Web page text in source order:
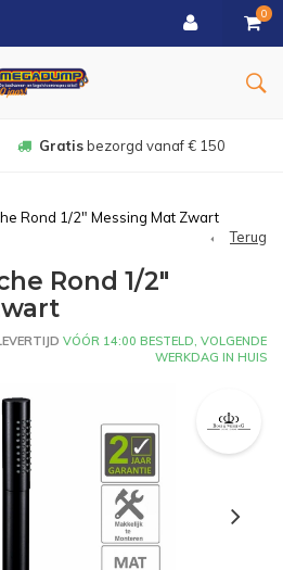
0
bezorgd vanaf € 150
Rond 1/2" Messing Mat Zwart
Terug
Rond 1/2"
VÓÓR 14:00 BESTELD, VOLGENDE
WERKDAG IN HUIS